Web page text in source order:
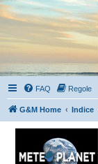
FAQ Regole
G&M Home Indice